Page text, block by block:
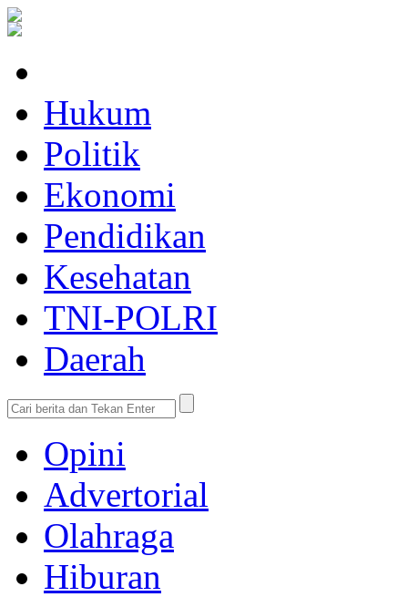
Hukum
Politik
Ekonomi
Pendidikan
Kesehatan
TNI-POLRI
Daerah
Opini
Advertorial
Olahraga
Hiburan